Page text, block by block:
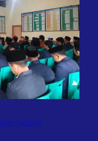
Kampus